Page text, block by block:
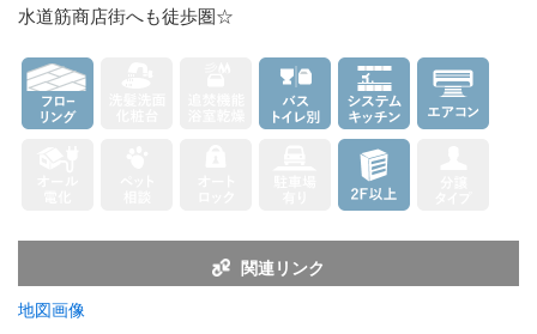
水道筋商店街へも徒歩圏☆
関連リンク
地図画像